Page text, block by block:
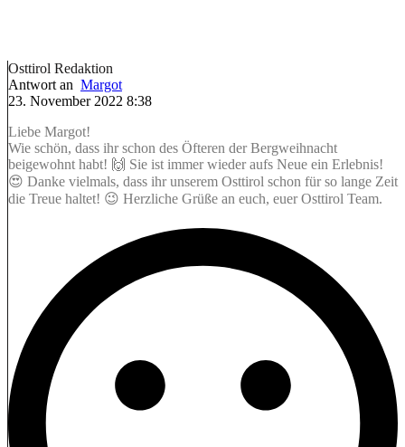
Osttirol Redaktion
Antwort an Margot
23. November 2022 8:38
Liebe Margot!
Wie schön, dass ihr schon des Öfteren der Bergweihnacht
beigewohnt habt! 🙌 Sie ist immer wieder aufs Neue ein Erlebnis!
😍 Danke vielmals, dass ihr unserem Osttirol schon für so lange Zeit
die Treue haltet! 😉 Herzliche Grüße an euch, euer Osttirol Team.